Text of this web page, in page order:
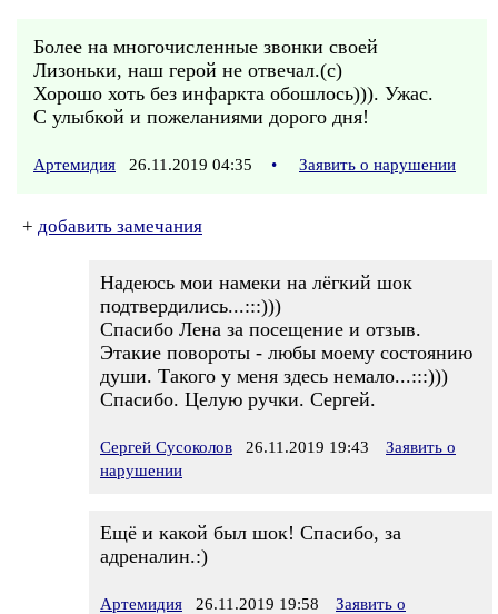
Более на многочисленные звонки своей
Лизоньки, наш герой не отвечал.(с)
Хорошо хоть без инфаркта обошлось))). Ужас.
С улыбкой и пожеланиями дорого дня!
Артемидия 26.11.2019 04:35 • Заявить о нарушении
+ добавить замечания
Надеюсь мои намеки на лёгкий шок
подтвердились...:::)))
Спасибо Лена за посещение и отзыв.
Этакие повороты - любы моему состоянию
души. Такого у меня здесь немало...:::)))
Спасибо. Целую ручки. Сергей.
Сергей Сусоколов 26.11.2019 19:43
Заявить о
нарушении
Ещё и какой был шок! Спасибо, за
адреналин.:)
Артемидия 26.11.2019 19:58
Заявить о